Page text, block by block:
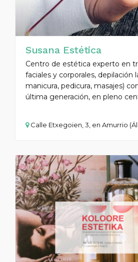
Susana Estética
Centro de estética experto en
faciales y corporales, depilación
manicura, pedicura, masajes)
última generación, en pleno
Calle Etxegoien, 3, en Amurrio